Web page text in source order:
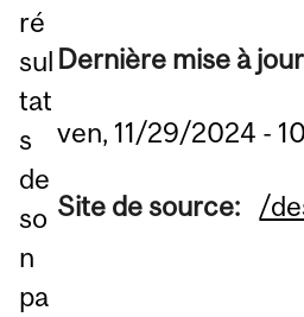
ré
sul
tat
s
de
so
n
pa
Dernière mise à
ven, 11/29/2024 -
Site de source: /